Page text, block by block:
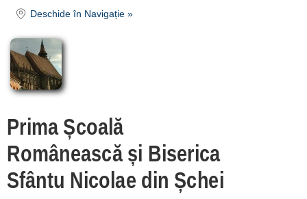
Deschide în Navigație »
Prima Școală
Românească și Biserica
Sfântu Nicolae din Șchei